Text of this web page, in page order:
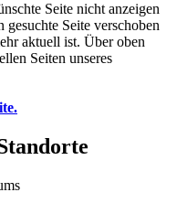
Seite nicht anzeigen
Seite verschoben
aktuell ist. Über oben
Seiten unseres